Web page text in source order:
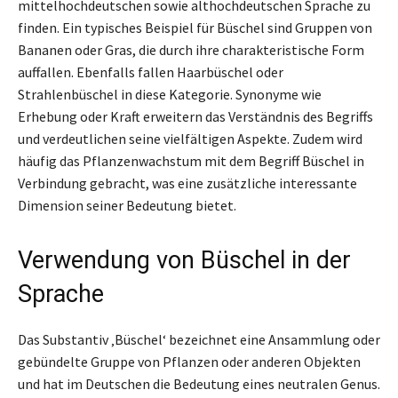
mittelhochdeutschen sowie althochdeutschen Sprache zu
finden. Ein typisches Beispiel für Büschel sind Gruppen von
Bananen oder Gras, die durch ihre charakteristische Form
auffallen. Ebenfalls fallen Haarbüschel oder
Strahlenbüschel in diese Kategorie. Synonyme wie
Erhebung oder Kraft erweitern das Verständnis des Begriffs
und verdeutlichen seine vielfältigen Aspekte. Zudem wird
häufig das Pflanzenwachstum mit dem Begriff Büschel in
Verbindung gebracht, was eine zusätzliche interessante
Dimension seiner Bedeutung bietet.
Verwendung von Büschel in der
Sprache
Das Substantiv ‚Büschel‘ bezeichnet eine Ansammlung oder
gebündelte Gruppe von Pflanzen oder anderen Objekten
und hat im Deutschen die Bedeutung eines neutralen Genus.